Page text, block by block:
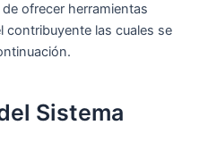
ofrecer herramientas
contribuyente las cuales se
Sistema